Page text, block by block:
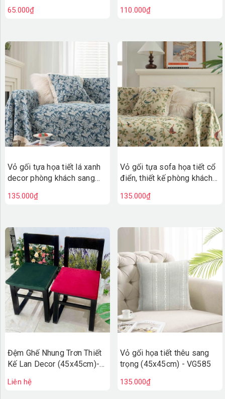
trọng - VG603
65.000₫ 110.000₫
Vỏ gối tựa họa tiết lá xanh
decor phòng khách sang
135.000₫
Vỏ gối tựa sofa họa tiết cổ
điển, thiết kế phòng khách
135.000₫
Đệm Ghế Nhung Trơn Thiết
Kế Lan Decor (45x45cm)-
Liên hệ
Vỏ gối họa tiết thêu sang
trọng (45x45cm) - VG585
135.000₫